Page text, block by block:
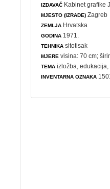
IZDAVAČ Kabinet grafike
MJESTO (IZRADE) Zagreb
ZEMLJA Hrvatska
GODINA 1971.
TEHNIKA sitotisak
MJERE visina: 70 cm;
TEMA izložba ,edukacija
INVENTARNA OZNAKA